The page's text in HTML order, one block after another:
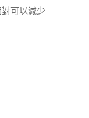
可以減少